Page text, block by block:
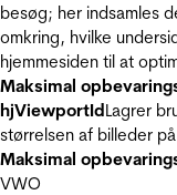
besøg; her indsamles
omkring, hvilke
hjemmesiden til at
Maksimal
hjViewportIdLagrer
størrelsen af billeder
Maksimal
VWO